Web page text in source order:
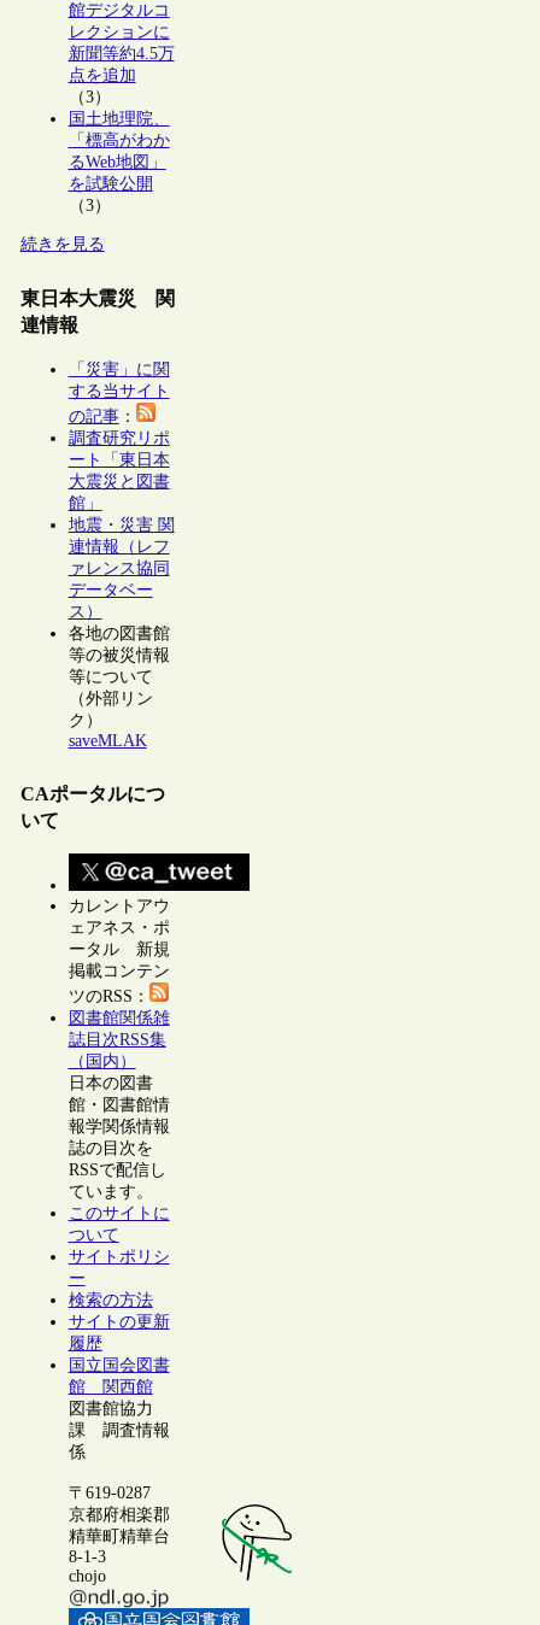
館デジタルコ
レクションに
新聞等約4.5万
点を追加
（3）
国土地理院、
「標高がわか
るWeb地図」
を試験公開
（3）
続きを見る
東日本大震災 関
連情報
「災害」に関
する当サイト
の記事：
調査研究リポ
ート「東日本
大震災と図書
館」
地震・災害 関
連情報（レフ
ァレンス協同
データベー
ス）
各地の図書館
等の被災情報
等について
（外部リン
ク）
saveMLAK
CAポータルにつ
いて
カレントアウ
ェアネス・ポ
ータル 新規
掲載コンテン
ツのRSS：
図書館関係雑
誌目次RSS集
（国内）
日本の図書
館・図書館情
報学関係情報
誌の目次を
RSSで配信し
ています。
このサイトに
ついて
サイトポリシ
ー
検索の方法
サイトの更新
履歴
国立国会図書
館 関西館
図書館協力
課 調査情報
係
〒619-0287
京都府相楽郡
精華町精華台
8-1-3
chojo